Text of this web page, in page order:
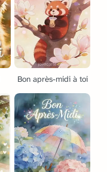
Bon après-midi à toi